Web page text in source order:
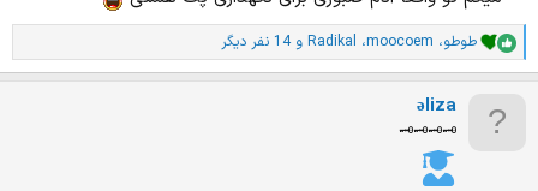
ا
م
طوطو، moocoem، Radikal و 14 نفر دیگر
əliza
🗝️🗝️🗝️🗝️